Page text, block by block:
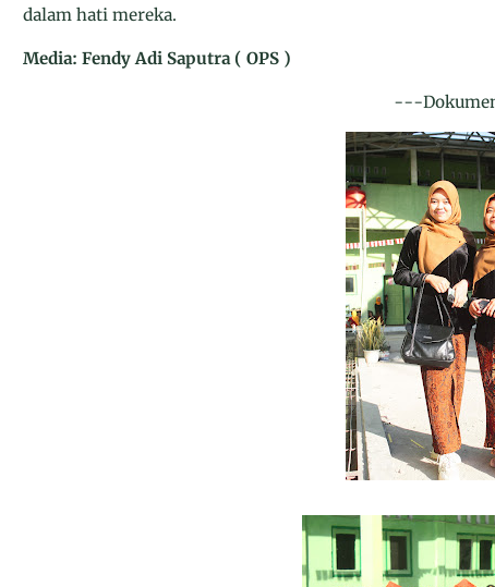
dalam hati mereka.
Media: Fendy Adi Saputra ( OPS )
---